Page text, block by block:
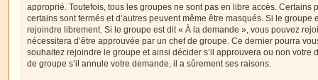
approprié. Toutefois, tous les groupes ne sont pas en libre accès. Certains
certains sont fermés et d’autres peuvent même être masqués. Si le groupe
rejoindre librement. Si le groupe est dit « À la demande », vous pouvez
nécessitera d’être approuvée par un chef de groupe. Ce dernier pourra
souhaitez rejoindre le groupe et ainsi décider s’il approuvera ou non votre
de groupe s’il annule votre demande, il a sûrement ses raisons.